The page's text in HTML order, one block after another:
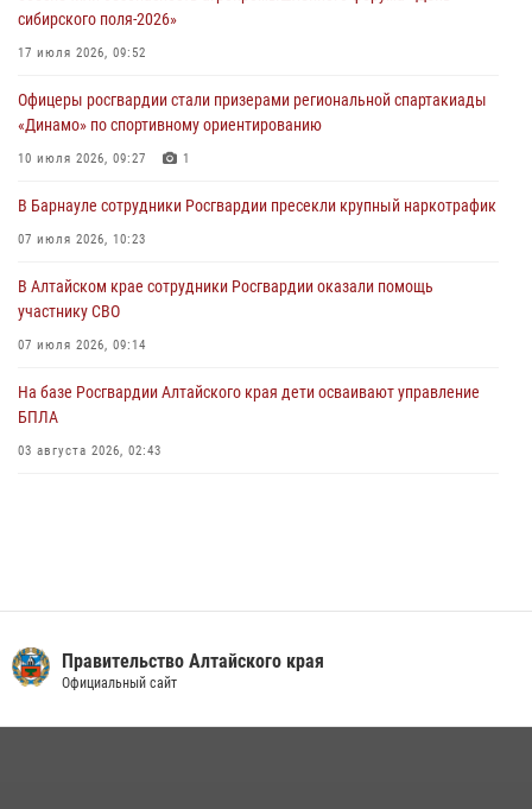
Сотрудники Росгвардии провели встречу с юными пограничниками
03 июля 2026, 04:03
Управление Росгвардии по Алтайскому краю провело для детей
02 июля 2026, 00:55
Алтайскому краю подведены итоги «прямой линии»
01 июля 2026, 07:49
сибирского поля-2026»
17 июля 2026, 09:52
Офицеры росгвардии стали призерами региональной спартакиады
«Динамо» по спортивному ориентированию
10 июля 2026, 09:27 1
В Барнауле сотрудники Росгвардии пресекли крупный наркотрафик
07 июля 2026, 10:23
В Алтайском крае сотрудники Росгвардии оказали помощь
участнику СВО
07 июля 2026, 09:14
На базе Росгвардии Алтайского края дети осваивают управление
БПЛА
03 августа 2026, 02:43
Правительство Алтайского края
Официальный сайт